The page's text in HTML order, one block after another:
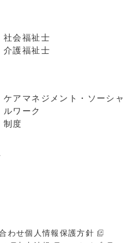
社会福祉士
介護福祉士
ケアマネジメント・ソーシャ
ルワーク
制度
わせ個人情報保護方針